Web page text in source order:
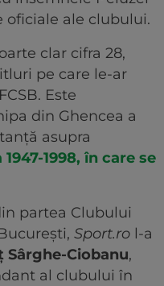
oficiale ale clubului.
clar cifra 28,
pe care le-ar
Este
din Ghencea a
asupra
1998, în care se
partea Clubului
Sport.ro l-a
Ciobanu,
al clubului în